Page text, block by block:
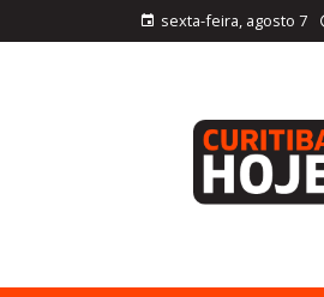
sexta-feira, agosto 7